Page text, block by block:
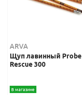
ARVA
Щуп лавинный Probe
Rescue 300
В магазине